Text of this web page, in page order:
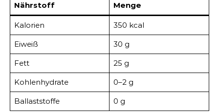
Nährstoff Menge
Kalorien 350 kcal
Eiweiß 30 g
Fett 25 g
Kohlenhydrate 0–2 g
Ballaststoffe 0 g